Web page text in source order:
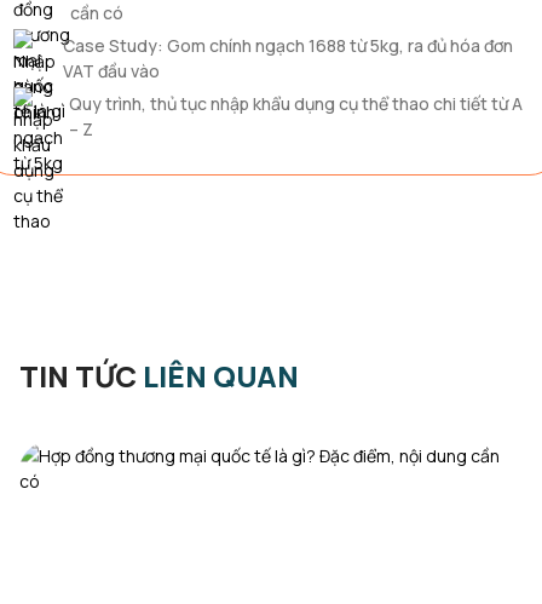
cần có
Case Study: Gom chính ngạch 1688 từ 5kg, ra đủ hóa đơn
VAT đầu vào
Quy trình, thủ tục nhập khẩu dụng cụ thể thao chi tiết từ A
– Z
TIN TỨC LIÊN QUAN